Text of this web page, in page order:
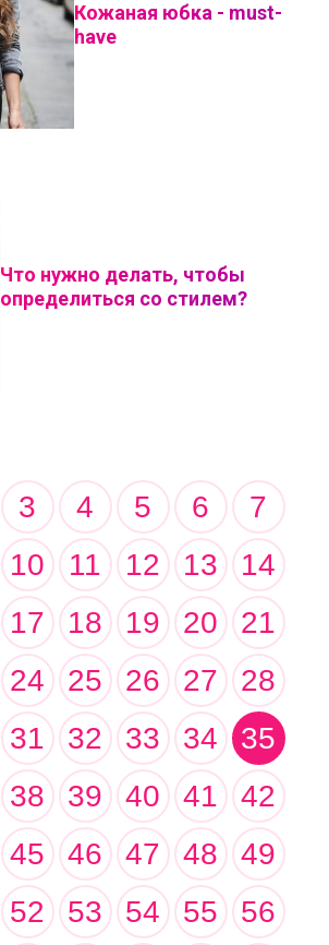
Кожаная юбка - must-
have
Что нужно делать, чтобы
определиться со стилем?
3 4 5 6
7
10 11 12 13
14
17 18 19 20
21
24 25 26 27
28
31 32 33 34
35
38 39 40 41
42
45 46 47 48
49
52 53 54 55 56